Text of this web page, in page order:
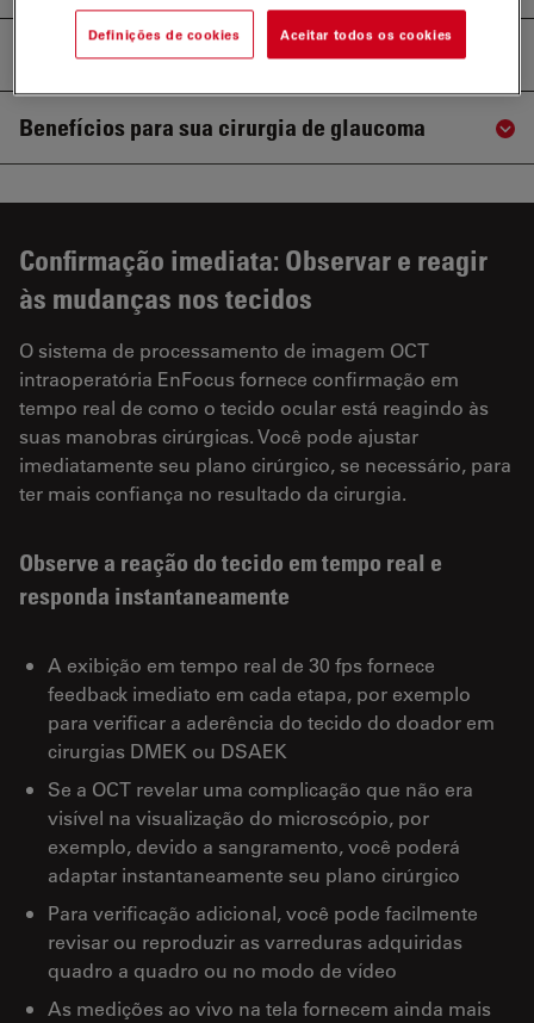
Benefícios para sua cirurgia de córnea
Benefícios para sua cirurgia de glaucoma
Confirmação imediata: Observar e reagir
às mudanças nos tecidos
O sistema de processamento de imagem OCT
intraoperatória EnFocus fornece confirmação em
tempo real de como o tecido ocular está reagindo às
suas manobras cirúrgicas. Você pode ajustar
imediatamente seu plano cirúrgico, se necessário, para
ter mais confiança no resultado da cirurgia.
Observe a reação do tecido em tempo real e
responda instantaneamente
A exibição em tempo real de 30 fps fornece
feedback imediato em cada etapa, por exemplo
para verificar a aderência do tecido do doador em
cirurgias DMEK ou DSAEK
Se a OCT revelar uma complicação que não era
visível na visualização do microscópio, por
exemplo, devido a sangramento, você poderá
adaptar instantaneamente seu plano cirúrgico
Para verificação adicional, você pode facilmente
revisar ou reproduzir as varreduras adquiridas
quadro a quadro ou no modo de vídeo
As medições ao vivo na tela fornecem ainda mais
Definições de cookies Aceitar todos os cookies